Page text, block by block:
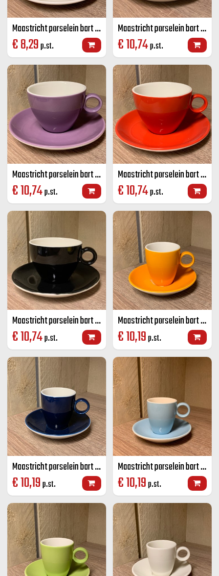
Maastricht porselein bart cappuccino K+S Off-white 23 CL
€8,29p.st.
Maastricht porselein bart cappuccino K+S geel 23 CL
€10,74p.st.
Maastricht porselein bart cappuccino K+S paars 23 CL
€10,74p.st.
Maastricht porselein bart cappuccino K+S rood 23 CL
€10,74p.st.
Maastricht porselein bart cappuccino K+S zwart 23 CL
€10,74p.st.
Maastricht porselein bart espresso K+S oranje 6,5 CL
€10,19p.st.
Maastricht porselein bart espresso K+S kobalt blauw 6,5 CL
€10,19p.st.
Maastricht porselein bart espresso K+S licht blauw 6,5 CL
€10,19p.st.